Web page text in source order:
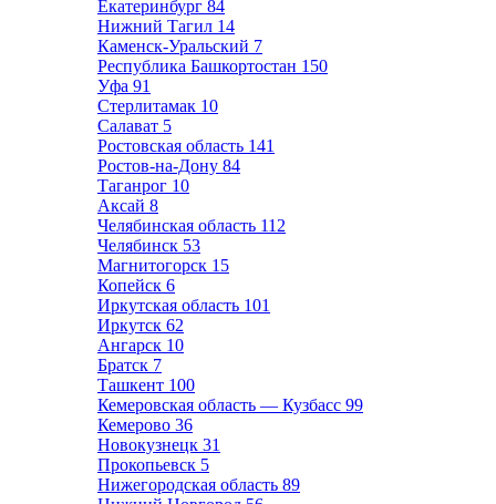
Екатеринбург 84
Нижний Тагил 14
Каменск-Уральский 7
Республика Башкортостан 150
Уфа 91
Стерлитамак 10
Салават 5
Ростовская область 141
Ростов-на-Дону 84
Таганрог 10
Аксай 8
Челябинская область 112
Челябинск 53
Магнитогорск 15
Копейск 6
Иркутская область 101
Иркутск 62
Ангарск 10
Братск 7
Ташкент 100
Кемеровская область — Кузбасс 99
Кемерово 36
Новокузнецк 31
Прокопьевск 5
Нижегородская область 89